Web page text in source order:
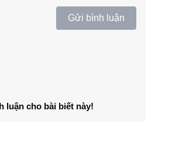
Gửi bình luận
luận cho bài biết này!